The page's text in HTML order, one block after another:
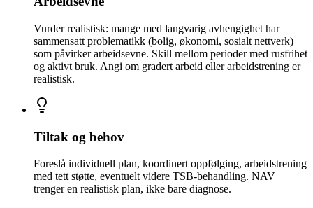
Vurder realistisk: mange med langvarig avhengighet har
sammensatt problematikk (bolig, økonomi, sosialt nettverk)
som påvirker arbeidsevne. Skill mellom perioder med rusfrihet
og aktivt bruk. Angi om gradert arbeid eller arbeidstrening er
realistisk.
Tiltak og behov
Foreslå individuell plan, koordinert oppfølging, arbeidstrening
med tett støtte, eventuelt videre TSB-behandling. NAV
trenger en realistisk plan, ikke bare diagnose.